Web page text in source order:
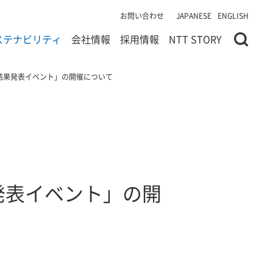
お問い合わせ JAPANESE ENGLISH
テナビリティ 会社情報 採用情報 NTT STORY
発表イベント」の開催について
イベント」の開